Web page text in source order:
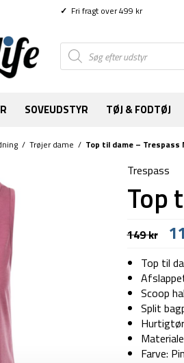
✓ Fri fragt over 499 kr
Products
search
SOVEUDSTYR TØJ & FODTØJ
/ Trøjer dame / Top til dame – Trespass
Trespass
Top
149kr
Top til
Scoop
Split
Farve: